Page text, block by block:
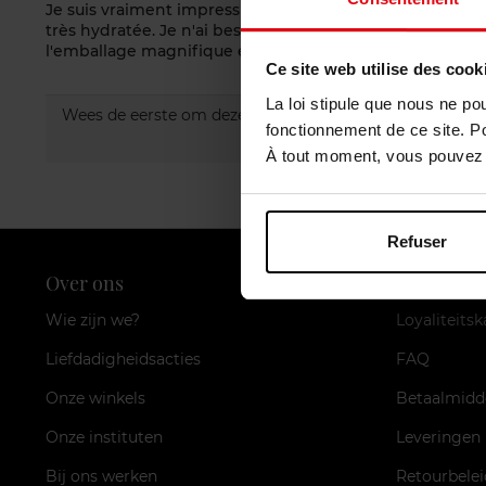
Ce site web utilise des
La loi stipule que nous ne
fonctionnement de ce site.
À tout moment, vous
Refuser
Je suis vraiment impressionnée par ce sérum Je l'ai
très hydratée. Je n'ai besoin que de 2 pompes pour
l'emballage magnifique et très luxueux. Il est très joli
Wees de eerste om deze commentaar te evalueren.
Over ons
Wie zijn we?
Liefdadigheidsacties
Onze winkels
Onze instituten
Bij ons werken
FAQ
Leveringen